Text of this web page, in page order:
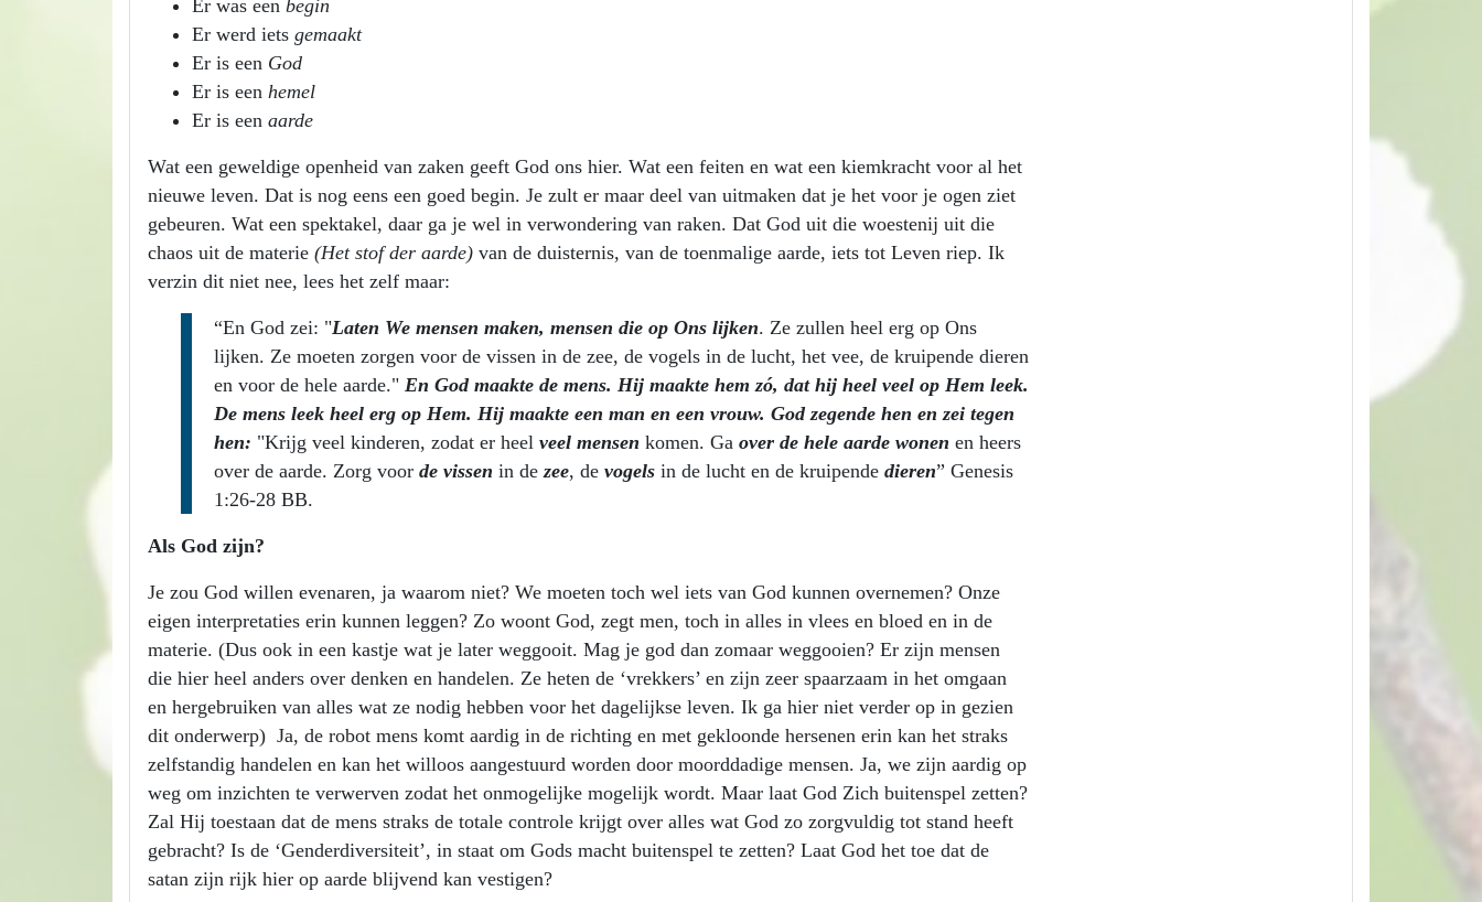
Er was een begin
Er werd iets gemaakt
Er is een God
Er is een hemel
Er is een aarde
Wat een geweldige openheid van zaken geeft God ons hier. Wat een feiten en wat een kiemkracht voor al het
nieuwe leven. Dat is nog eens een goed begin. Je zult er maar deel van uitmaken dat je het voor je ogen ziet
gebeuren. Wat een spektakel, daar ga je wel in verwondering van raken. Dat God uit die woestenij uit die
chaos uit de materie (Het stof der aarde) van de duisternis, van de toenmalige aarde, iets tot Leven riep. Ik
verzin dit niet nee, lees het zelf maar:
“En God zei: "Laten We mensen maken, mensen die op Ons lijken. Ze zullen heel erg op Ons
lijken. Ze moeten zorgen voor de vissen in de zee, de vogels in de lucht, het vee, de kruipende dieren
en voor de hele aarde." En God maakte de mens. Hij maakte hem zó, dat hij heel veel op Hem leek.
De mens leek heel erg op Hem. Hij maakte een man en een vrouw. God zegende hen en zei tegen
hen: "Krijg veel kinderen, zodat er heel veel mensen komen. Ga over de hele aarde wonen en heers
over de aarde. Zorg voor de vissen in dezee, de vogels in de lucht en de kruipende dieren” Genesis
1:26-28 BB.
Als God zijn?
Je zou God willen evenaren, ja waarom niet? We moeten toch wel iets van God kunnen overnemen? Onze
eigen interpretaties erin kunnen leggen? Zo woont God, zegt men, toch in alles in vlees en bloed en in de
materie. (Dus ook in een kastje wat je later weggooit. Mag je god dan zomaar weggooien? Er zijn mensen
die hier heel anders over denken en handelen. Ze heten de ‘vrekkers’ en zijn zeer spaarzaam in het omgaan
en hergebruiken van alles wat ze nodig hebben voor het dagelijkse leven. Ik ga hier niet verder op in gezien
dit onderwerp) Ja, de robot mens komt aardig in de richting en met gekloonde hersenen erin kan het straks
zelfstandig handelen en kan het willoos aangestuurd worden door moorddadige mensen. Ja, we zijn aardig op
weg om inzichten te verwerven zodat het onmogelijke mogelijk wordt. Maar laat God Zich buitenspel zetten?
Zal Hij toestaan dat de mens straks de totale controle krijgt over alles wat God zo zorgvuldig tot stand heeft
gebracht? Is de ‘Genderdiversiteit’, in staat om Gods macht buitenspel te zetten? Laat God het toe dat de
satan zijn rijk hier op aarde blijvend kan vestigen?